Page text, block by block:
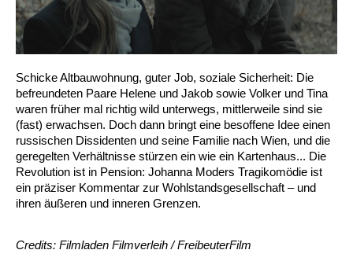
Schicke Altbauwohnung, guter Job, soziale Sicherheit: Die
befreundeten Paare Helene und Jakob sowie Volker und Tina
waren früher mal richtig wild unterwegs, mittlerweile sind sie
(fast) erwachsen. Doch dann bringt eine besoffene Idee einen
russischen Dissidenten und seine Familie nach Wien, und die
geregelten Verhältnisse stürzen ein wie ein Kartenhaus... Die
Revolution ist in Pension: Johanna Moders Tragikomödie ist
ein präziser Kommentar zur Wohlstandsgesellschaft – und
ihren äußeren und inneren Grenzen.
Credits: Filmladen Filmverleih / FreibeuterFilm